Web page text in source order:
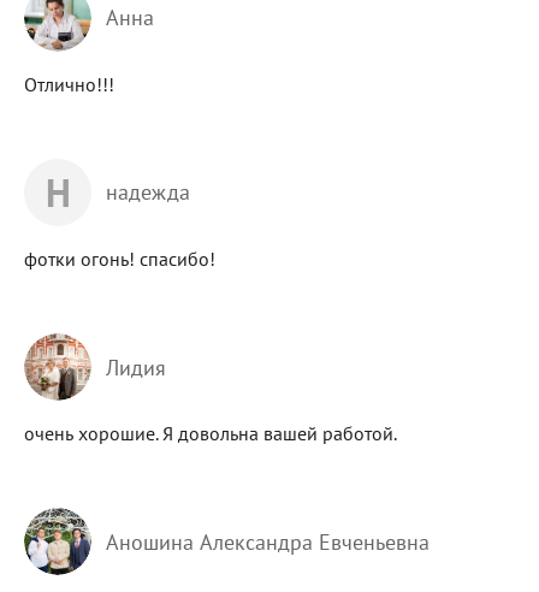
Анна
Отлично!!!
Н надежда
фотки огонь! спасибо!
Лидия
очень хорошие. Я довольна вашей работой.
Аношина Александра Евченьевна